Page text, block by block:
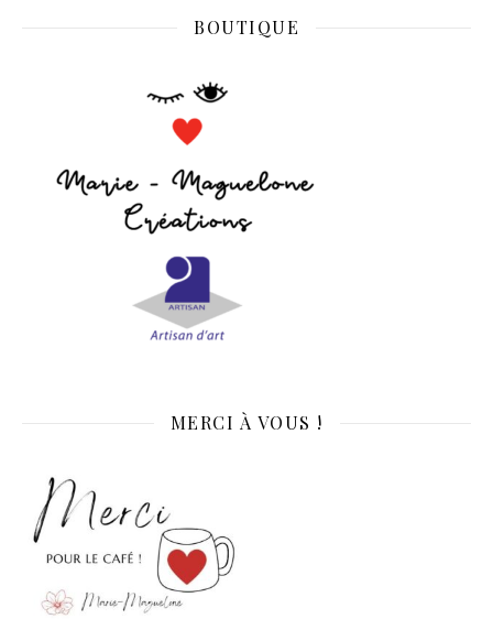
BOUTIQUE
MERCI À VOUS !